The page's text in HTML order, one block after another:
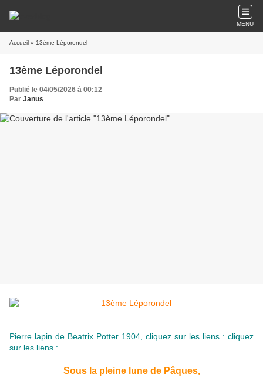
MENU
Accueil » 13ème Léporondel
13ème Léporondel
Publié le 04/05/2026 à 00:12
Par Janus
Pierre lapin de Beatrix Potter 1904, cliquez sur les liens : cliquez
sur les liens :
Sous la pleine lune de Pâques,